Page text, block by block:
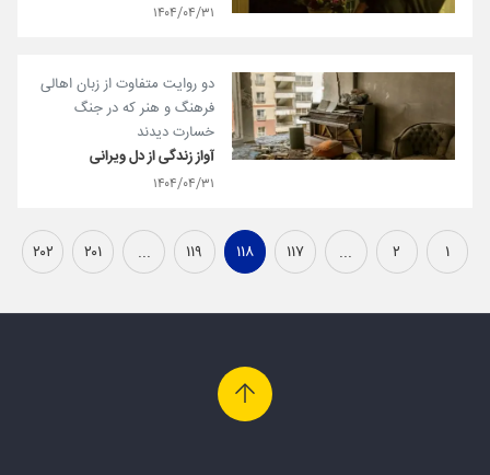
۱۴۰۴/۰۴/۳۱
دو روایت متفاوت از زبان اهالی
فرهنگ و هنر که در جنگ
خسارت دیدند
آواز زندگی از دل ویرانی
۱۴۰۴/۰۴/۳۱
۱ ۲ ... ۱۱۷ ۱۱۸ ۱۱۹ ... ۲۰۱ ۲۰۲